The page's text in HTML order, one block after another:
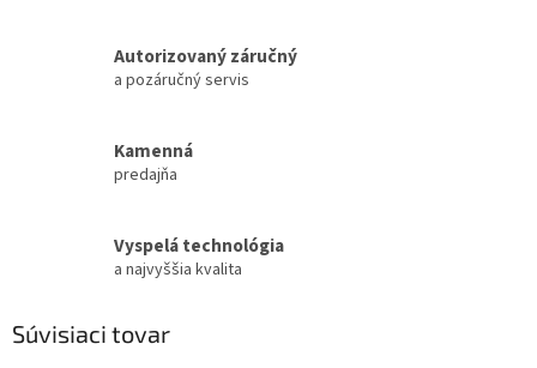
Autorizovaný záručný
a pozáručný servis
Kamenná
predajňa
Vyspelá technológia
a najvyššia kvalita
Súvisiaci tovar